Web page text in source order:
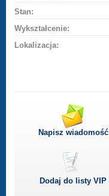
Stan:
Wykształcenie:
Lokalizacja:
Napisz wiadomość
Dodaj do listyVIP